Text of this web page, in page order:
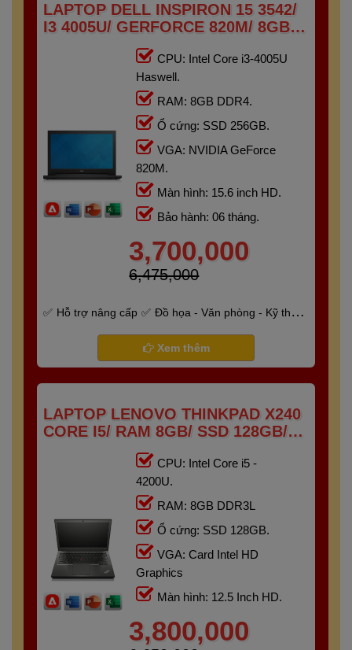
LAPTOP DELL INSPIRON 15 3542/
I3 4005U/ GERFORCE 820M/ 8GB/
256GB/ 15.6" HD
CPU: Intel Core i3-4005U
Haswell.
RAM: 8GB DDR4.
Ổ cứng: SSD 256GB.
VGA: NVIDIA GeForce
820M.
Màn hình: 15.6 inch HD.
Bảo hành: 06 tháng.
3,700,000
6,475,000
Hỗ trợ nâng cấp
Đồ họa - Văn phòng - Kỹ thuật
Bảo hành 6 tháng
Xem thêm
LAPTOP LENOVO THINKPAD X240
CORE I5/ RAM 8GB/ SSD 128GB/
CPU: Intel Core i5 -
4200U.
RAM: 8GB DDR3L
Ổ cứng: SSD 128GB.
VGA: Card Intel HD
Graphics
Màn hình: 12.5 Inch HD.
3,800,000